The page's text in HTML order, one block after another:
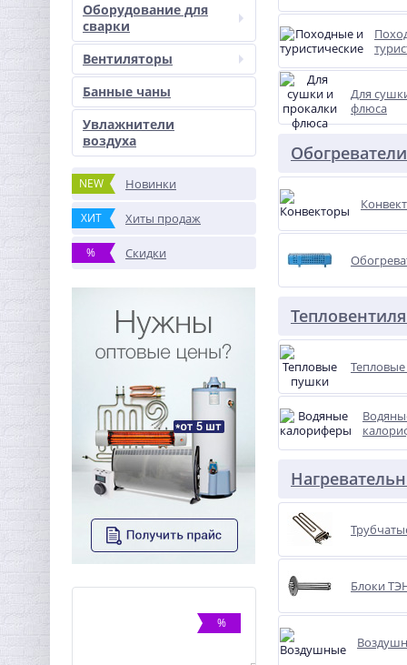
Оборудование для
сварки
Вентиляторы
Банные чаны
Увлажнители
воздуха
NEW Новинки
ХИТ Хиты продаж
% Скидки
ХИТ
Для
флюса
Обогреватели
Блоки